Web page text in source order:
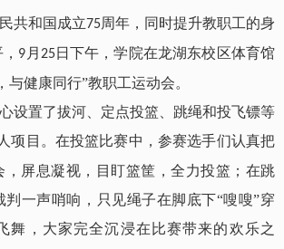
共和国成立75周年，同时提升教职工的身
9月 25日下午，学院在龙湖东校区体育馆
与健康同行”教职工运动会。
设置了拔河、定点投篮、跳绳和投飞镖等
项目。在投篮比赛中，参赛选手们认真把
，屏息凝视，目盯篮筐，全力投篮；在跳
判一声哨响，只见绳子在脚底下“嗖嗖”穿
舞，大家完全沉浸在比赛带来的欢乐之